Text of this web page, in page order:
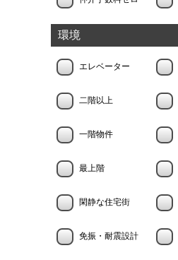
環境
エレベーター
二階以上
一階物件
最上階
閑静な住宅街
免振・耐震設計